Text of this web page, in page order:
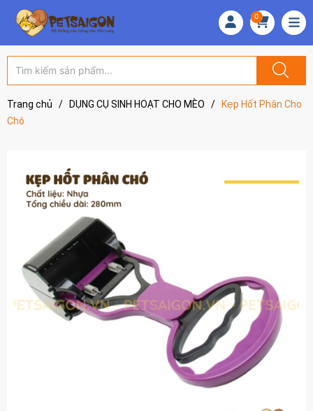
0
Trang chủ / DỤNG CỤ SINH HOẠT CHO MÈO /
Kẹp Hốt Phân Cho
Chó